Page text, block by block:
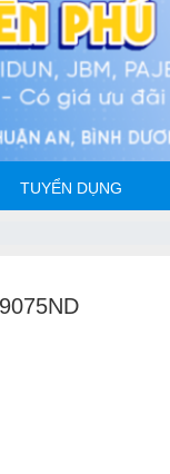
TUYỂN DỤNG